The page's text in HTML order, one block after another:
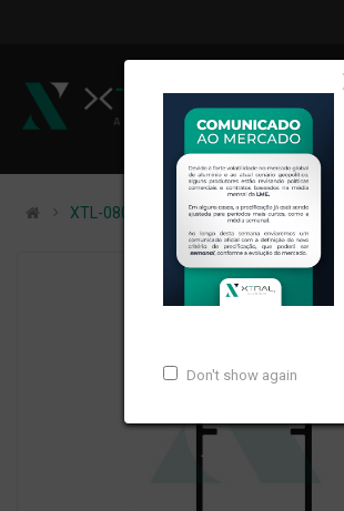
Don't show again
XTL-080 - (TRG.2X1 COM ) - PESO